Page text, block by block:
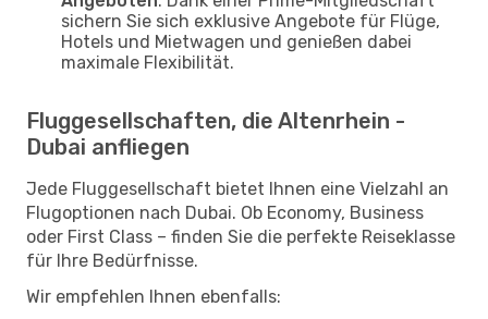
sichern Sie sich exklusive Angebote für Flüge,
Hotels und Mietwagen und genießen dabei
maximale Flexibilität.
Fluggesellschaften, die Altenrhein -
Dubai anfliegen
Jede Fluggesellschaft bietet Ihnen eine Vielzahl an
Flugoptionen nach Dubai. Ob Economy, Business
oder First Class – finden Sie die perfekte Reiseklasse
für Ihre Bedürfnisse.
Wir empfehlen Ihnen ebenfalls: